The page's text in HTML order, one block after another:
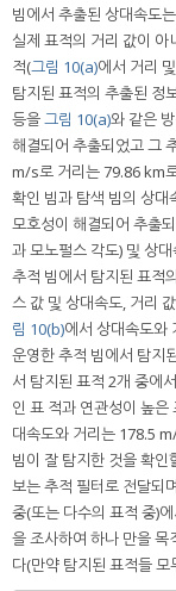
빔에서 추출된 상대속도
실제 표적의 거리 값이 아
적(그림 10(a)에서 거리
탐지된 표적의 추출된 정
등을그림 10(a)와 같은
해결되어 추출되었고 그
m/s로 거리는 79.86 km
확인 빔과 탐색 빔의 상대
모호성이 해결되어 추출
과 모노펄스 각도) 및 상
추적 빔에서 탐지된 표적
스 값 및 상대속도, 거리
림 10(b)에서 상대속도와
운영한 추적 빔에서 탐지
서 탐지된 표적 2개 중에서
인 표 적과 연관성이 높
대속도와 거리는 178.5
빔이 잘 탐지한 것을 확인
보는 추적 필터로 전달되
중(또는 다수의 표적 중)
을 조사하여 하나 만을 목
다(만약 탐지된 표적들